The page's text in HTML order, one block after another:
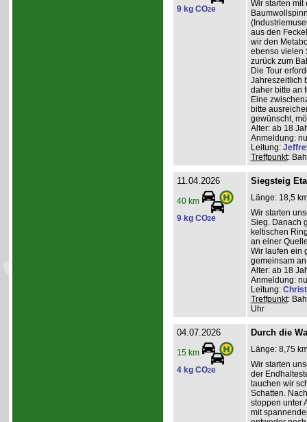
9 kg CO2e
Wir starten
aus den
wir den
ebenso vielen
zurück zum
Die Tour
Jahreszeitlich
daher bitte an
Eine
bitte
gewünscht,
Alter: ab 18
Anmeldung:
Leitung:
Treffpunkt:
11.04.2026
40 km
9 kg CO2e
Siegsteig
Länge: 18,5
Wir starten
Sieg. Danach
keltischen
an einer
Wir laufen ein
gemeinsam
Alter: ab 18
Anmeldung:
Leitung:
Treffpunkt:
Uhr
04.07.2026
15 km
4 kg CO2e
Durch die
Länge: 8,75
Wir starten
der
tauchen wir
Schatten.
stoppen unter
mit